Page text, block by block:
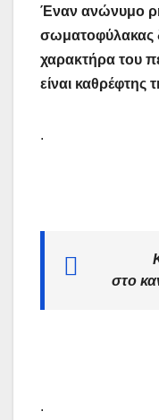
Έναν ανώνυμο
σωματοφύλακας
χαρακτήρα του
είναι
.
στο
.